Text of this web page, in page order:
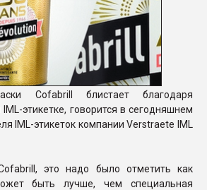
Cofabrill блистает благодаря
этикетке, говорится в сегодняшнем
IML-этикеток компании Verstraete IML
это надо было отметить как
быть лучше, чем специальная